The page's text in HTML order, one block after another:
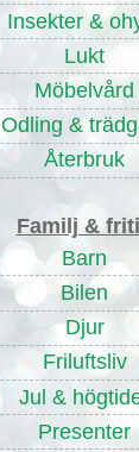
Insekter &
Lukt
Möbelvård
Odling &
Återbruk
Familj &
Barn
Bilen
Djur
Friluftsliv
Jul &
Presenter